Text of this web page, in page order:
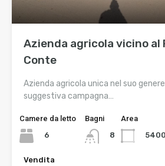
Azienda agricola vicino al
Conte
Azienda agricola unica nel suo
suggestiva campagna…
Camere da letto
6
Bagni
8
Area
Vendita